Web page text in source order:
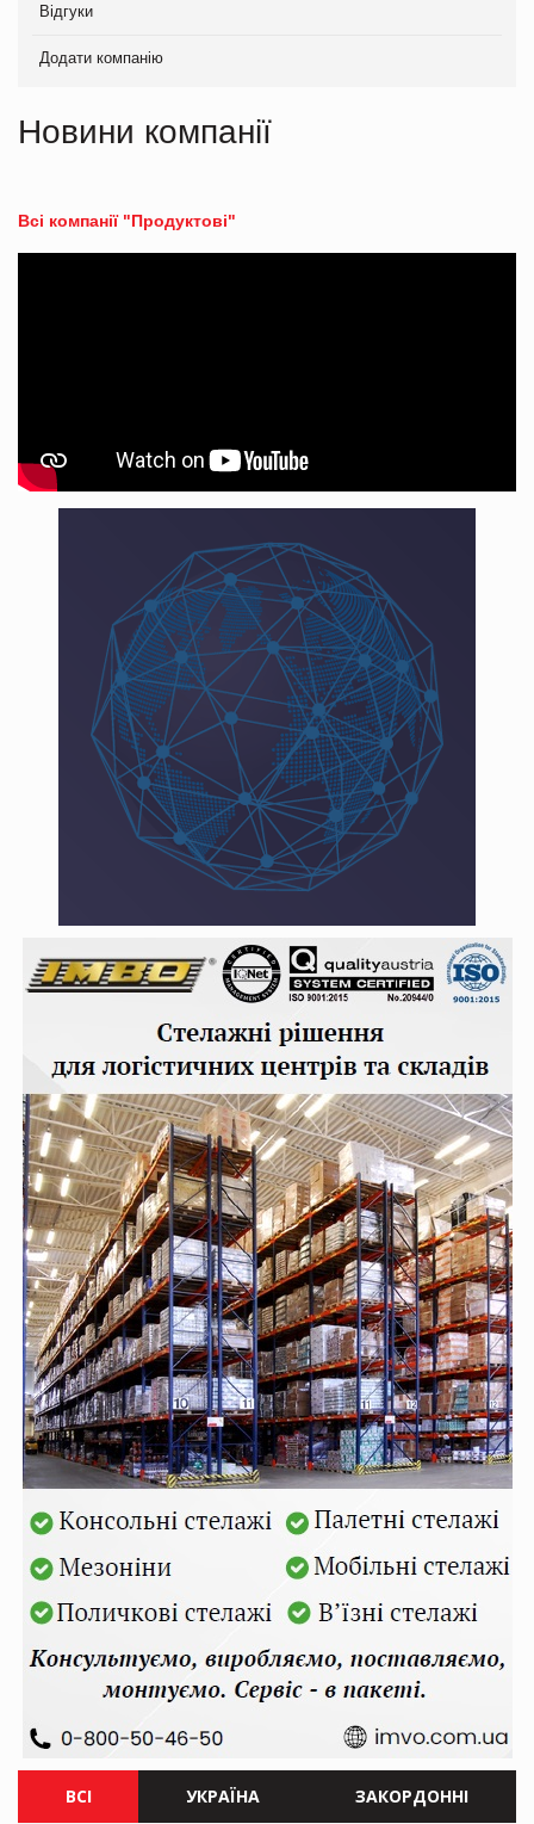
Відгуки
Додати компанію
Новини компанії
Всі компанії "Продуктові"
ВСІ УКРАЇНА ЗАКОРДОННІ